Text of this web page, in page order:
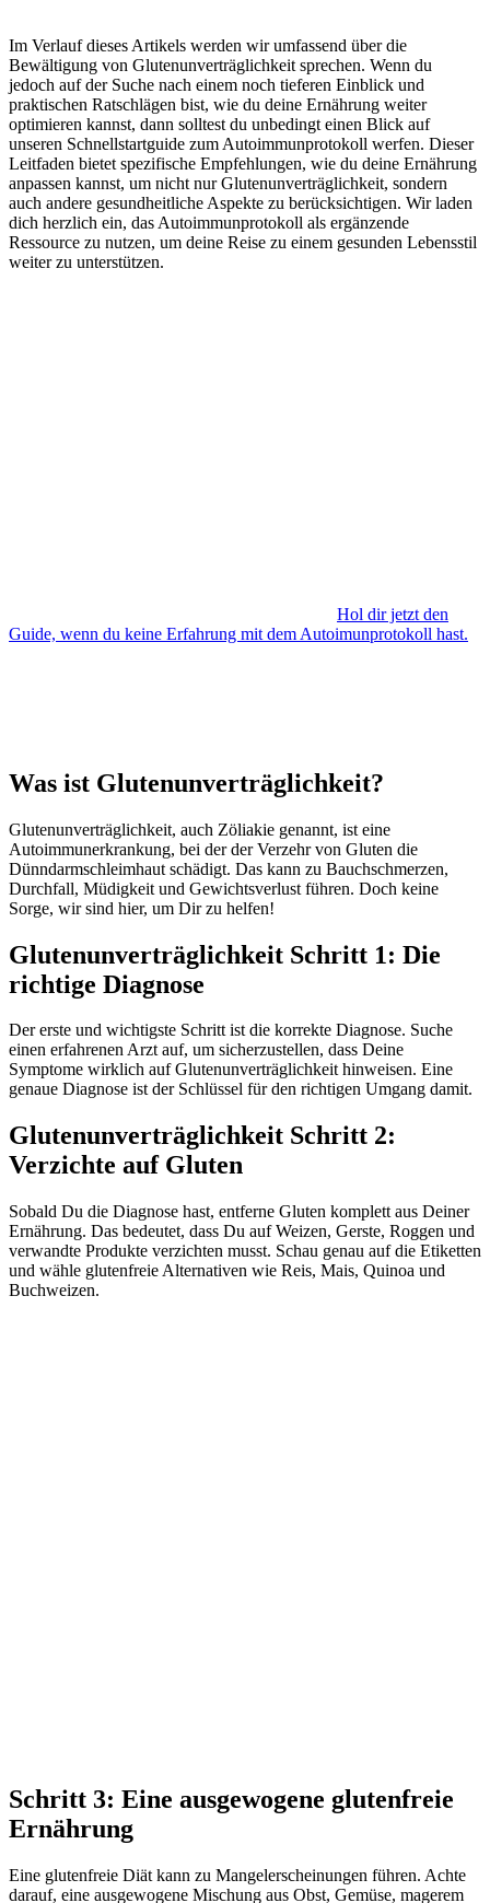
Im Verlauf dieses Artikels werden wir umfassend über die
Bewältigung von Glutenunverträglichkeit sprechen. Wenn du
jedoch auf der Suche nach einem noch tieferen Einblick und
praktischen Ratschlägen bist, wie du deine Ernährung weiter
optimieren kannst, dann solltest du unbedingt einen Blick auf
unseren Schnellstartguide zum Autoimmunprotokoll werfen. Dieser
Leitfaden bietet spezifische Empfehlungen, wie du deine Ernährung
anpassen kannst, um nicht nur Glutenunverträglichkeit, sondern
auch andere gesundheitliche Aspekte zu berücksichtigen. Wir laden
dich herzlich ein, das Autoimmunprotokoll als ergänzende
Ressource zu nutzen, um deine Reise zu einem gesunden Lebensstil
weiter zu unterstützen.
Hol dir jetzt den
Guide, wenn du keine Erfahrung mit dem Autoimunprotokoll hast.
Was ist Glutenunverträglichkeit?
Glutenunverträglichkeit, auch Zöliakie genannt, ist eine
Autoimmunerkrankung, bei der der Verzehr von Gluten die
Dünndarmschleimhaut schädigt. Das kann zu Bauchschmerzen,
Durchfall, Müdigkeit und Gewichtsverlust führen. Doch keine
Sorge, wir sind hier, um Dir zu helfen!
Glutenunverträglichkeit Schritt 1: Die
richtige Diagnose
Der erste und wichtigste Schritt ist die korrekte Diagnose. Suche
einen erfahrenen Arzt auf, um sicherzustellen, dass Deine
Symptome wirklich auf Glutenunverträglichkeit hinweisen. Eine
genaue Diagnose ist der Schlüssel für den richtigen Umgang damit.
Glutenunverträglichkeit Schritt 2:
Verzichte auf Gluten
Sobald Du die Diagnose hast, entferne Gluten komplett aus Deiner
Ernährung. Das bedeutet, dass Du auf Weizen, Gerste, Roggen und
verwandte Produkte verzichten musst. Schau genau auf die Etiketten
und wähle glutenfreie Alternativen wie Reis, Mais, Quinoa und
Buchweizen.
Schritt 3: Eine ausgewogene glutenfreie
Ernährung
Eine glutenfreie Diät kann zu Mangelerscheinungen führen. Achte
darauf, eine ausgewogene Mischung aus Obst, Gemüse, magerem